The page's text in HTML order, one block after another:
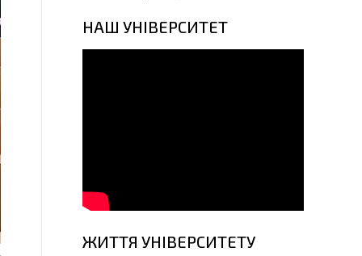
НАШ УНІВЕРСИТЕТ
ЖИТТЯ УНІВЕРСИТЕТУ